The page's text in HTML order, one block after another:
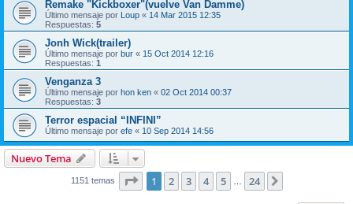
Remake "Kickboxer"(vuelve Van Damme)
Último mensaje por Loup « 14 Mar 2015 12:35
Respuestas: 5
Jonh Wick(trailer)
Último mensaje por bur « 15 Oct 2014 12:16
Respuestas: 1
Venganza 3
Último mensaje por hon ken « 02 Oct 2014 00:37
Respuestas: 3
Terror espacial “INFINI”
Último mensaje por efe « 10 Sep 2014 14:56
Nuevo Tema
1151 temas Página de 24
1 2 3 4 5 24